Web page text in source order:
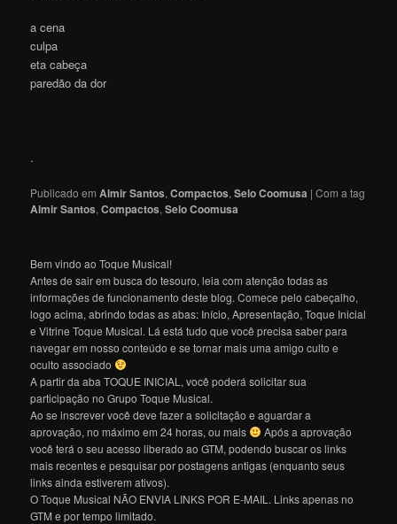
a cena
culpa
eta cabeça
paredão da dor
.
Publicado em Almir Santos,Compactos,Selo Coomusa |Com a tag
Almir Santos,Compactos,Selo Coomusa
Bem vindo ao Toque Musical!
Antes de sair em busca do tesouro, leia com atenção todas as
informações de funcionamento deste blog. Comece pelo cabeçalho,
logo acima, abrindo todas as abas: Início, Apresentação, Toque Inicial
e Vitrine Toque Musical. Lá está tudo que você precisa saber para
navegar em nosso conteúdo e se tornar mais uma amigo culto e
oculto associado
A partir da aba TOQUE INICIAL, você poderá solicitar sua
participação no Grupo Toque Musical.
Ao se inscrever você deve fazer a solicitação e aguardar a
aprovação, no máximo em 24 horas, ou mais
Após a aprovação
você terá o seu acesso liberado ao GTM, podendo buscar os links
mais recentes e pesquisar por postagens antigas (enquanto seus
links ainda estiverem ativos).
O Toque Musical NÃO ENVIA LINKS POR E-MAIL. Links apenas no
GTM e por tempo limitado.